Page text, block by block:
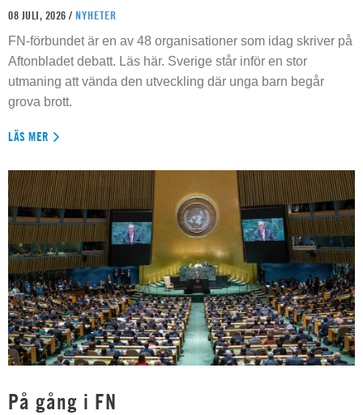
08 JULI, 2026 / NYHETER
FN-förbundet är en av 48 organisationer som idag skriver på
Aftonbladet debatt. Läs här. Sverige står inför en stor
utmaning att vända den utveckling där unga barn begår
grova brott.
LÄS MER
På gång i FN